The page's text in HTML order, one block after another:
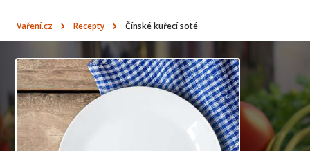
Vaření.cz Recepty Čínské kuřecí soté